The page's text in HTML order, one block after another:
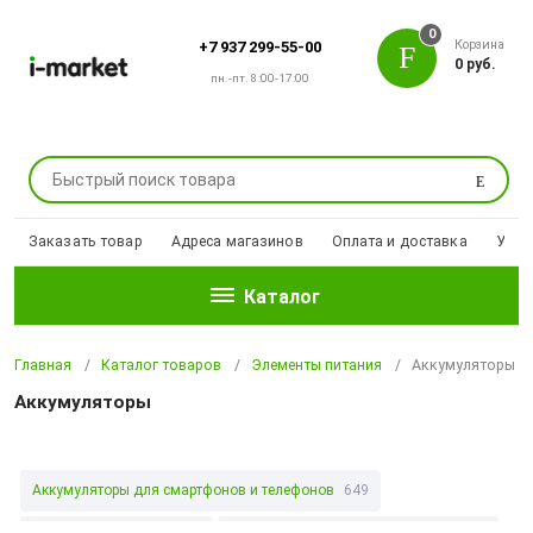
+7 937 299-55-00
пн.-пт. 8:00-17:00
Поиск
0
Корзина
0 руб.
Заказать товар Адреса магазинов Оплата и доставка
Каталог
Главная Каталог товаров Элементы питания Аккумуляторы
Аккумуляторы
Аккумуляторы для смартфонов и телефонов 649